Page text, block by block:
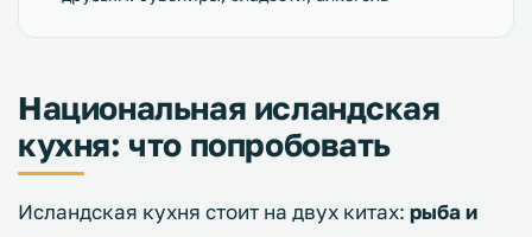
Национальная исландская
кухня: что попробовать
Исландская кухня стоит на двух китах: рыба и